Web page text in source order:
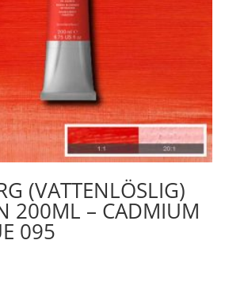
(VATTENLÖSLIG)
200ML – CADMIUM
095